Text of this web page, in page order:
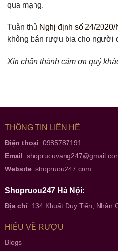
qua mạng.
Tuân thủ Nghị định số 24/
không bán rượu bia cho người
Xin chân thành cảm ơn quý
THÔNG TIN LIÊN HỆ
Điện thoại: 0985787191
Email:
Website: shopruou247.com
Shopruou247 Hà Nội:
Địa chỉ: 134 Khuất Duy Tiến, Nhân
HIỂU VỀ RƯỢU
Blogs